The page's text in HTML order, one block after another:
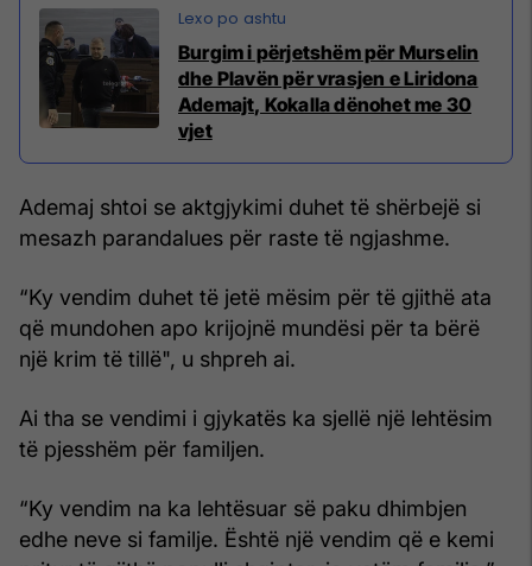
Burgim i përjetshëm për Murselin
dhe Plavën për vrasjen e Liridona
Ademajt, Kokalla dënohet me 30
vjet
Ademaj shtoi se aktgjykimi duhet të shërbejë si
mesazh parandalues për raste të ngjashme.
“Ky vendim duhet të jetë mësim për të gjithë ata
që mundohen apo krijojnë mundësi për ta bërë
një krim të tillë", u shpreh ai.
Ai tha se vendimi i gjykatës ka sjellë një lehtësim
të pjesshëm për familjen.
“Ky vendim na ka lehtësuar së paku dhimbjen
edhe neve si familje. Është një vendim që e kemi